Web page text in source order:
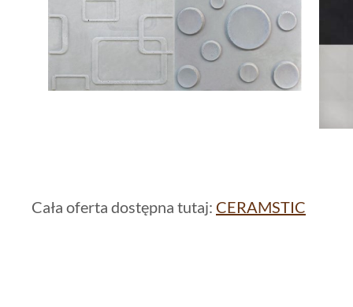
Cała oferta dostępna tutaj: CERAMSTIC